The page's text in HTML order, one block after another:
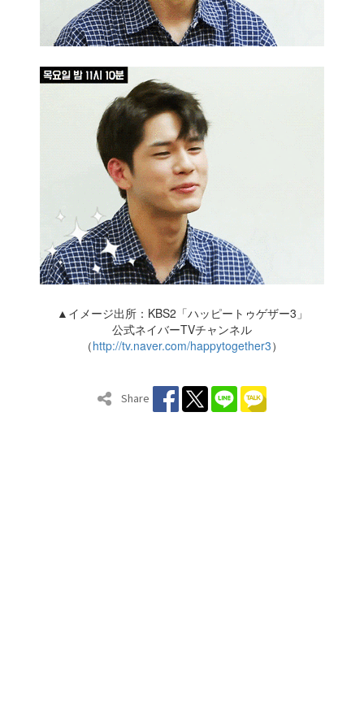
▲イメージ出所：KBS2「ハッピートゥゲザー3」
公式ネイバーTVチャンネル
（http://tv.naver.com/happytogether3）
Share